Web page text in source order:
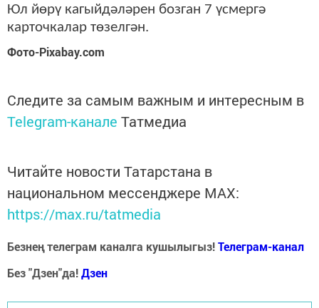
Юл йөрү кагыйдәләрен бозган 7 үсмергә
карточкалар төзелгән.
Фото-Pixabay.com
Следите за самым важным и интересным в
Telegram-канале Татмедиа
Читайте новости Татарстана в
национальном мессенджере MАХ:
https://max.ru/tatmedia
Безнең телеграм каналга кушылыгыз!Телеграм-канал
Без "Дзен"да!Дзен